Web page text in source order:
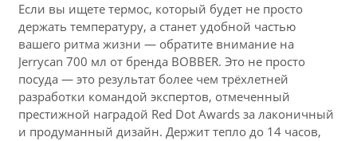
Если вы ищете термос, который будет не просто
держать температуру, а станет удобной частью
вашего ритма жизни — обратите внимание на
Jerrycan 700 мл от бренда BOBBER. Это не просто
посуда — это результат более чем трёхлетней
разработки командой экспертов, отмеченный
престижной наградой Red Dot Awards за лаконичный
и продуманный дизайн. Держит тепло до 14 часов,